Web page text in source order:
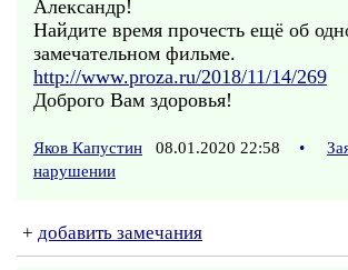
Александр!
Найдите время прочесть ещё об
замечательном фильме.
http://www.proza.ru/2018/11/14/269
Доброго Вам здоровья!
Яков Капустин 08.01.2020 22:58 •
нарушении
+ добавить замечания